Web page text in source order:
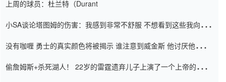
上周的球员：杜兰特（Durant
小SA谈论塔图姆的伤害：我感到非常不舒服 不想看到这些我向他
没有咖喱 勇士的真实颜色将被揭示 谁注意到威金斯 他讨厌他的老
偷詹姆斯+杀死湖人！ 22岁的雷霆遗弃儿子上演了一个上帝的剧